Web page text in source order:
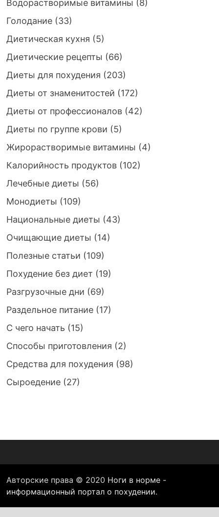
Водорастворимые витамины (8)
Голодание(33)
Диетическая кухня (5)
Диетические рецепты (66)
Диеты для похудения (203)
Диеты от знаменитостей (172)
Диеты от профессионалов(42)
Диеты по группе крови (5)
Жирорастворимые витамины (4)
Калорийность продуктов(102)
Лечебные диеты (56)
Монодиеты (109)
Национальные диеты (43)
Очищающие диеты (14)
Полезные статьи (109)
Похудение без диет (19)
Разгрузочные дни (69)
Раздельное питание(17)
С чего начать (15)
Способы приготовления (2)
Средства для похудения (98)
Сыроедение(27)
Авторские права © 2020 Ноги в норме -
информационный портал о похудении.